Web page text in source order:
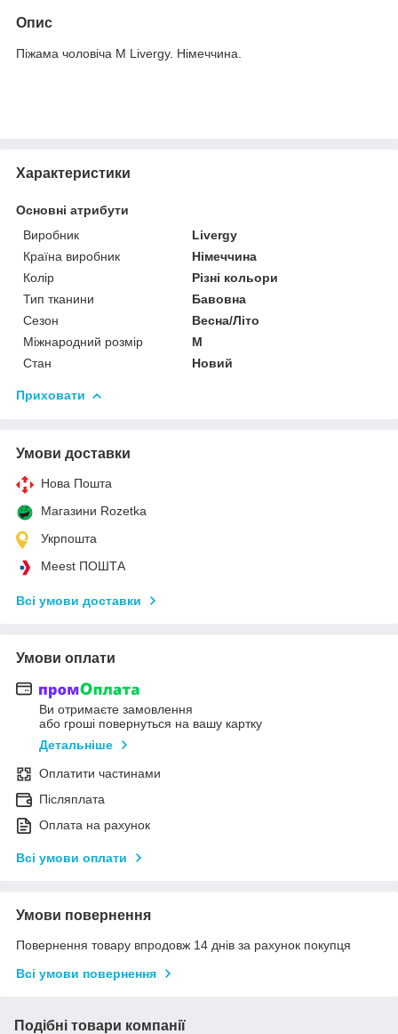
Опис
Піжама чоловіча M Livergy. Німеччина.
Характеристики
Основні атрибути
Виробник
Livergy
Країна виробник
Німеччина
Колір
Різні кольори
Тип тканини
Бавовна
Сезон
Весна/Літо
Міжнародний розмір
M
Стан
Новий
Приховати
Умови доставки
Нова Пошта
Магазини Rozetka
Укрпошта
Meest ПОШТА
Всі умови доставки
Умови оплати
Ви отримаєте замовлення
або гроші повернуться на вашу картку
Детальніше
Оплатити частинами
Післяплата
Оплата на рахунок
Всі умови оплати
Умови повернення
Повернення товару впродовж 14 днів за рахунок покупця
Всі умови повернення
Подібні товари компанії